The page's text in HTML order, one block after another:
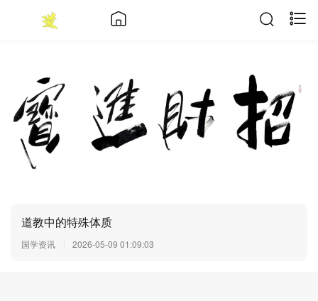
道教中的特殊体质
国学资讯 2026-05-09 01:09:03